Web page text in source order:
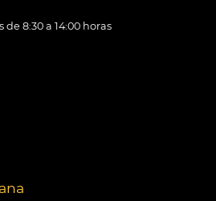
de 8:30 a 14:00 horas